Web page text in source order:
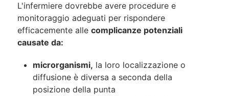
L'infermiere dovrebbe avere procedure e
monitoraggio adeguati per rispondere
efficacemente alle complicanze potenziali
causate da:
microrganismi, la loro localizzazione o
diffusione è diversa a seconda della
posizione della punta